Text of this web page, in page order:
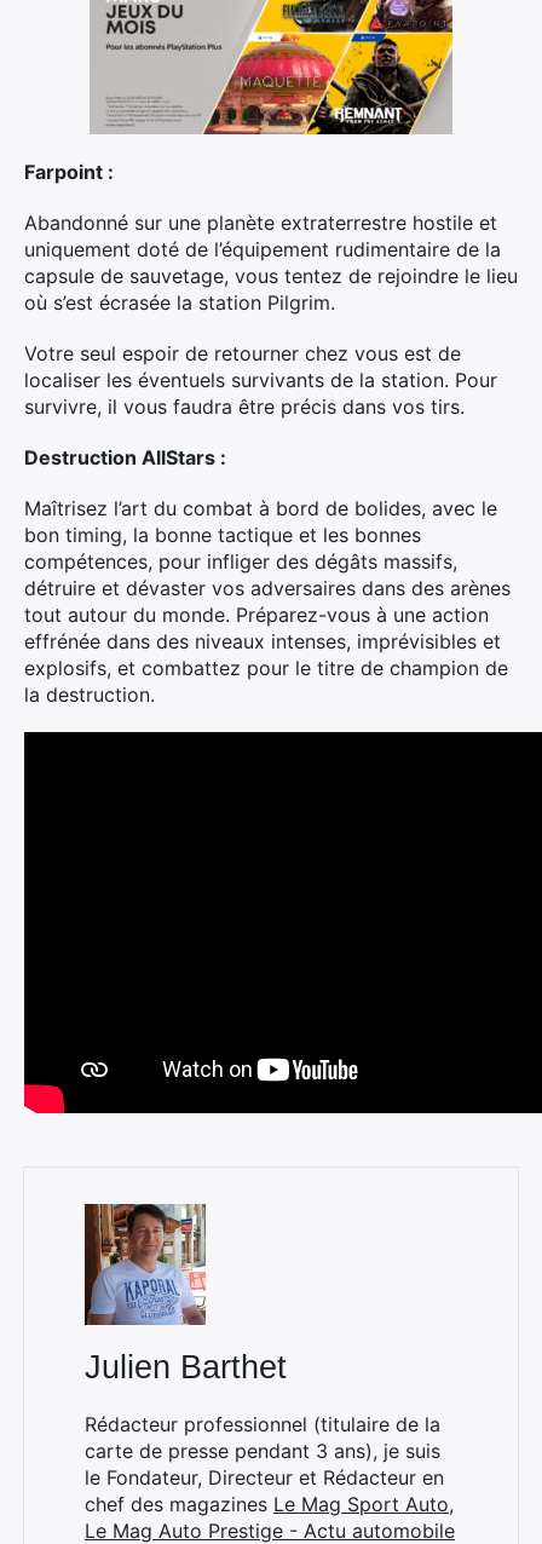
Farpoint :
Abandonné sur une planète extraterrestre hostile et
uniquement doté de l’équipement rudimentaire de la
capsule de sauvetage, vous tentez de rejoindre le lieu
où s’est écrasée la station Pilgrim.
Votre seul espoir de retourner chez vous est de
localiser les éventuels survivants de la station. Pour
survivre, il vous faudra être précis dans vos tirs.
Destruction AllStars :
Maîtrisez l’art du combat à bord de bolides, avec le
bon timing, la bonne tactique et les bonnes
compétences, pour infliger des dégâts massifs,
détruire et dévaster vos adversaires dans des arènes
tout autour du monde. Préparez-vous à une action
effrénée dans des niveaux intenses, imprévisibles et
explosifs, et combattez pour le titre de champion de
la destruction.
Julien Barthet
Rédacteur professionnel (titulaire de la
carte de presse pendant 3 ans), je suis
le Fondateur, Directeur et Rédacteur en
chef des magazines Le Mag Sport Auto,
Le Mag Auto Prestige - Actu automobile